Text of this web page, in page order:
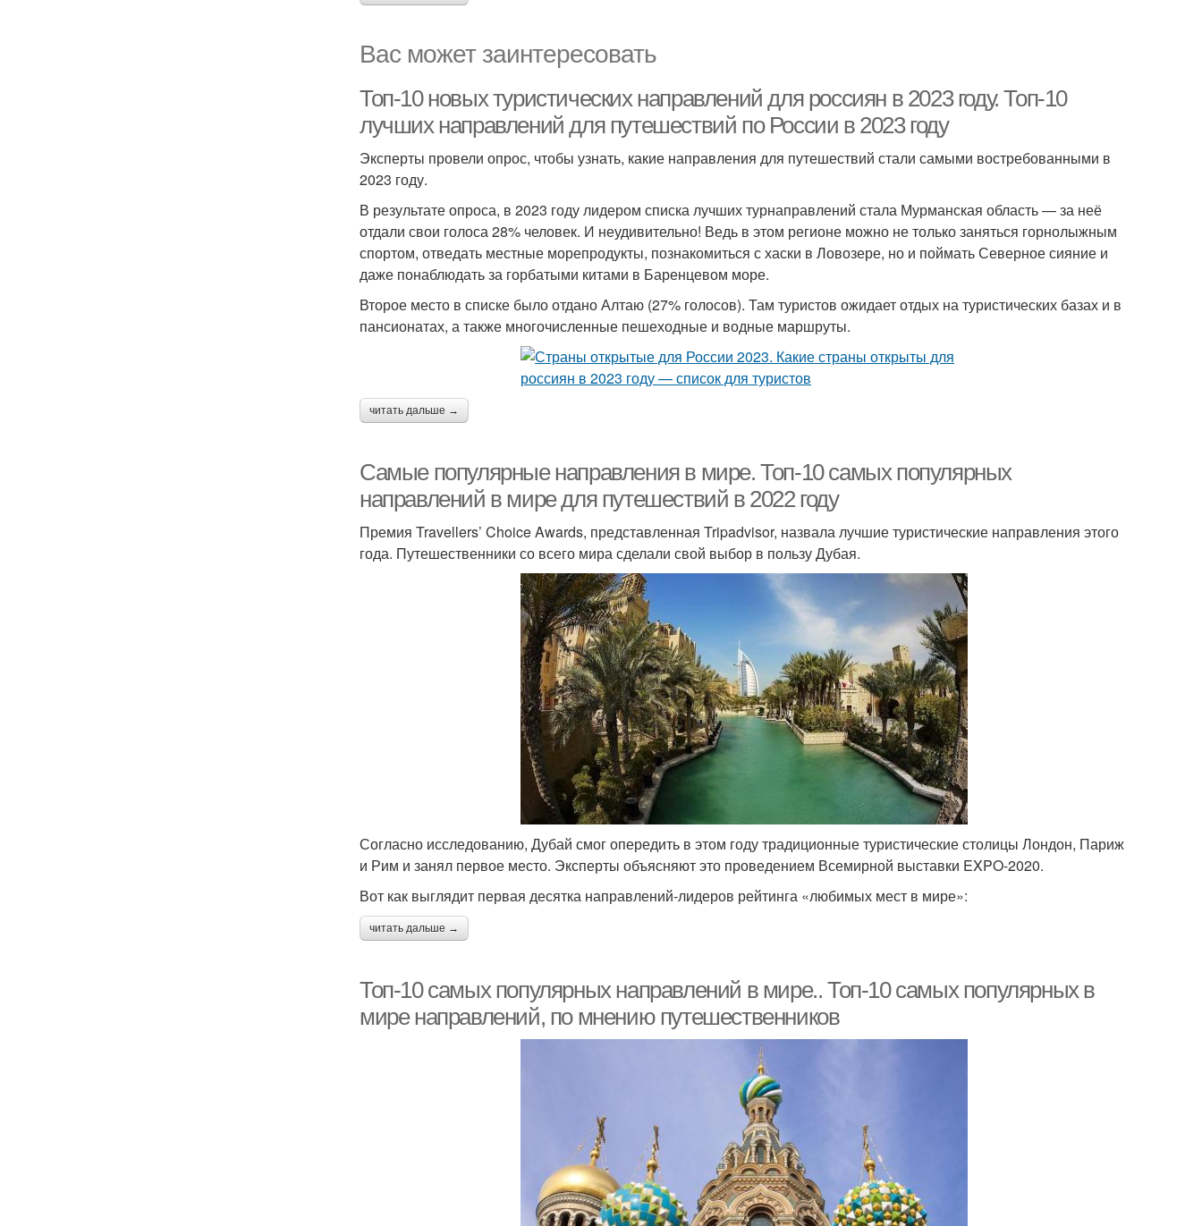
Вас может заинтересовать
Топ-10 новых туристических направлений для россиян в 2023 году. Топ-10
лучших направлений для путешествий по России в 2023 году
Эксперты провели опрос, чтобы узнать, какие направления ​​для путешествий стали самыми востребованными в
2023 году.
В результате опроса, в 2023 году лидером списка лучших турнаправлений стала Мурманская область — за неё
отдали свои голоса 28% человек. И неудивительно! Ведь в этом регионе можно не только заняться горнолыжным
спортом, отведать местные морепродукты, познакомиться с хаски в Ловозере, но и поймать Северное сияние и
даже понаблюдать за горбатыми китами в Баренцевом море.
Второе место в списке было отдано Алтаю (27% голосов). Там туристов ожидает отдых на туристических базах и в
пансионатах, а также многочисленные пешеходные и водные маршруты.
читать дальше →
Самые популярные направления в мире. Топ-10 самых популярных
направлений в мире для путешествий в 2022 году
Премия Travellers’ Choice Awards, представленная Tripadvisor, назвала лучшие туристические направления этого
года. Путешественники со всего мира сделали свой выбор в пользу Дубая.
Согласно исследованию, Дубай смог опередить в этом году традиционные туристические столицы Лондон, Париж
и Рим и занял первое место. Эксперты объясняют это проведением Всемирной выставки EXPO-2020.
Вот как выглядит первая десятка направлений-лидеров рейтинга «любимых мест в мире»:
читать дальше →
Топ-10 самых популярных направлений в мире.. Топ-10 самых популярных в
мире направлений, по мнению путешественников